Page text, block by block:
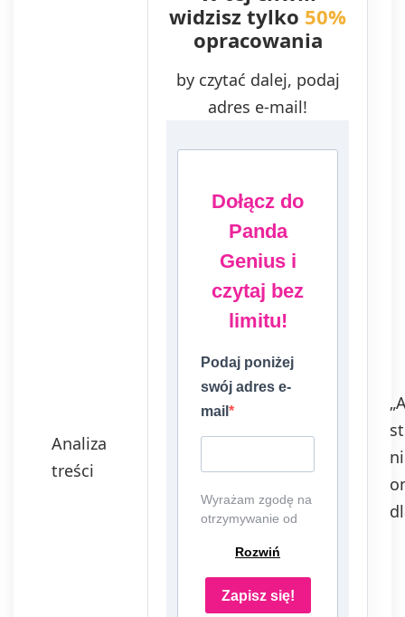
Analiza
treści
widzisz tylko 50%
opracowania
by czytać dalej, podaj
adres e-mail!
Dołącz do
Panda
Genius i
czytaj bez
limitu!
Podaj poniżej
swój adres e-
mail
Wyrażam zgodę na
otrzymywanie od
ul. Nowopogońska
98, 41-250
Czeladź, NIP:
6252475036, KRS:
Rozwiń
Zapisz się!